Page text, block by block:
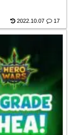
2022.10.07 17